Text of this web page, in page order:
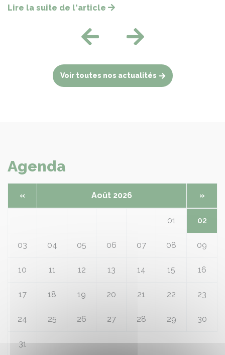
Previous Next
Voir toutes nos actualités
Agenda
« Août 2026 »
01 02
03 04 05 06 07 08 09
10 11 12 13 14 15 16
17 18 19 20 21 22 23
24 25 26 27 28 29 30
31